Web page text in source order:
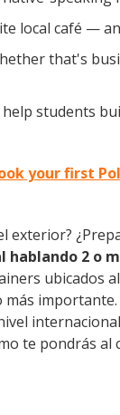
local café —
that's
students
your first
hablando 2 o
ubicados
te pondrás al